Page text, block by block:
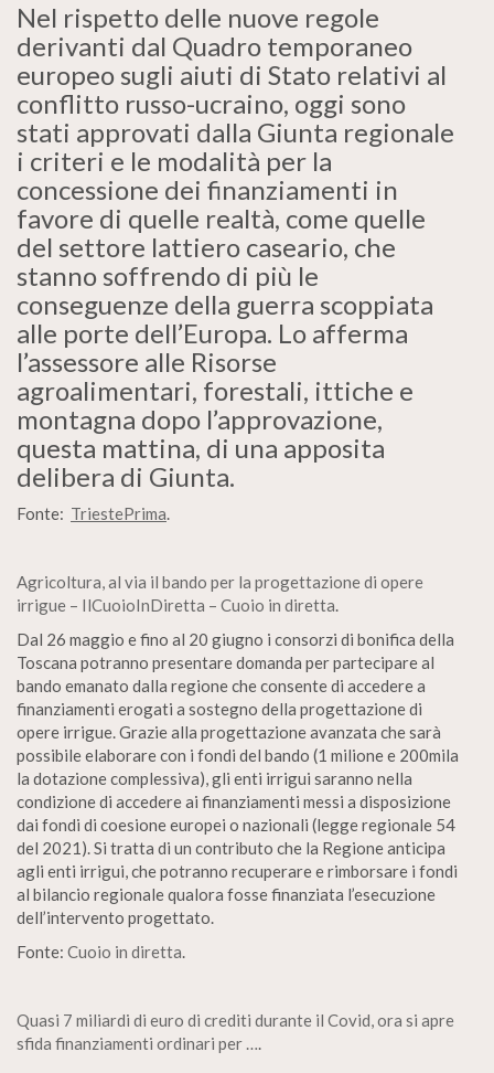
Nel rispetto delle nuove regole
derivanti dal Quadro temporaneo
europeo sugli aiuti di Stato relativi al
conflitto russo-ucraino, oggi sono
stati approvati dalla Giunta regionale
i criteri e le modalità per la
concessione dei finanziamenti in
favore di quelle realtà, come quelle
del settore lattiero caseario, che
stanno soffrendo di più le
conseguenze della guerra scoppiata
alle porte dell’Europa. Lo afferma
l’assessore alle Risorse
agroalimentari, forestali, ittiche e
montagna dopo l’approvazione,
questa mattina, di una apposita
delibera di Giunta.
Fonte: TriestePrima.
Agricoltura, al via il bando per la progettazione di opere
irrigue – IlCuoioInDiretta – Cuoio in diretta.
Dal 26 maggio e fino al 20 giugno i consorzi di bonifica della
Toscana potranno presentare domanda per partecipare al
bando emanato dalla regione che consente di accedere a
finanziamenti erogati a sostegno della progettazione di
opere irrigue. Grazie alla progettazione avanzata che sarà
possibile elaborare con i fondi del bando (1 milione e 200mila
la dotazione complessiva), gli enti irrigui saranno nella
condizione di accedere ai finanziamenti messi a disposizione
dai fondi di coesione europei o nazionali (legge regionale 54
del 2021). Si tratta di un contributo che la Regione anticipa
agli enti irrigui, che potranno recuperare e rimborsare i fondi
al bilancio regionale qualora fosse finanziata l’esecuzione
dell’intervento progettato.
Fonte: Cuoio in diretta.
Quasi 7 miliardi di euro di crediti durante il Covid, ora si apre
sfida finanziamenti ordinari per ….